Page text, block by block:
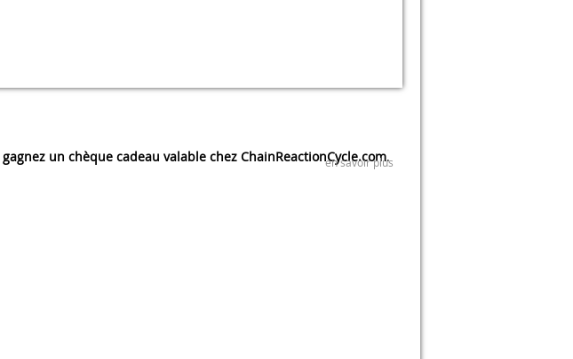
gagnez un chèque cadeau valable chez ChainReactionCycle.com.
en savoir plus